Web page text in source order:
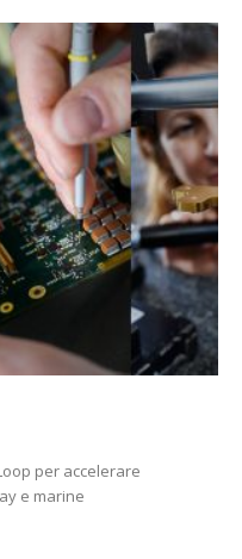
per accelerare
e marine